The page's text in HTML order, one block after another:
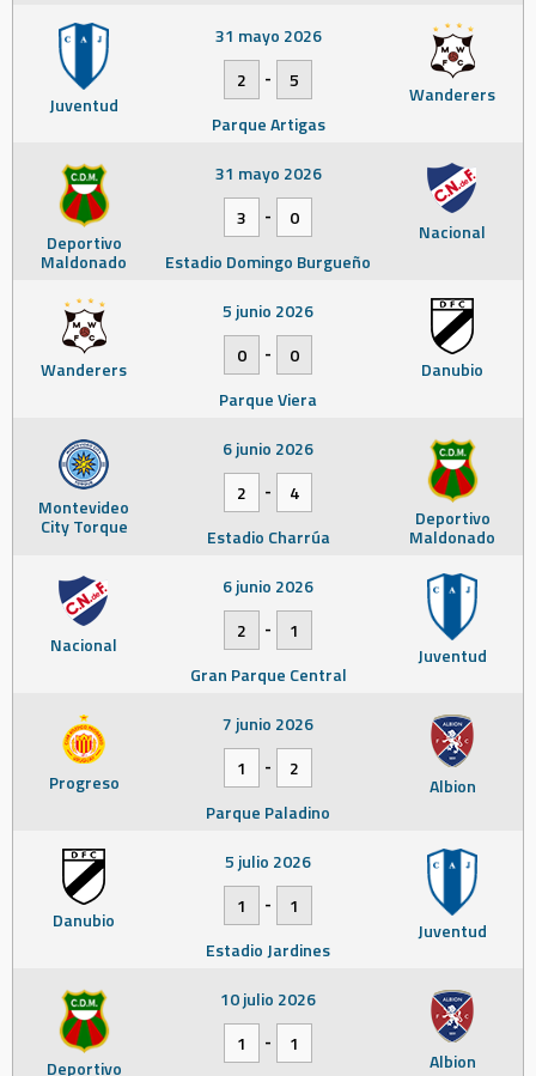
Juventud Wanderers
31 mayo 2026
2
-
5
Parque Artigas
Deportivo
Maldonado
Nacional
31 mayo 2026
3
-
0
Estadio Domingo Burgueño
Wanderers Danubio
5 junio 2026
0
-
0
Parque Viera
Montevideo
City Torque Deportivo
Maldonado
6 junio 2026
2
-
4
Estadio Charrúa
Nacional Juventud
6 junio 2026
2
-
1
Gran Parque Central
Progreso Albion
7 junio 2026
1
-
2
Parque Paladino
Danubio Juventud
5 julio 2026
1
-
1
Estadio Jardines
Deportivo Albion
10 julio 2026
1
-
1